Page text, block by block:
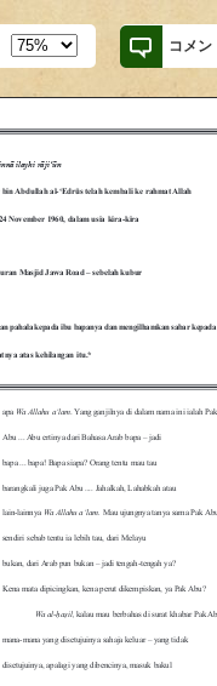
コメン